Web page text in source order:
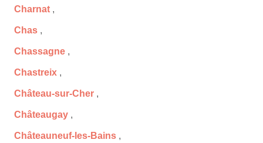
Charnat ,
Chas ,
Chassagne ,
Chastreix ,
Château-sur-Cher ,
Châteaugay ,
Châteauneuf-les-Bains ,